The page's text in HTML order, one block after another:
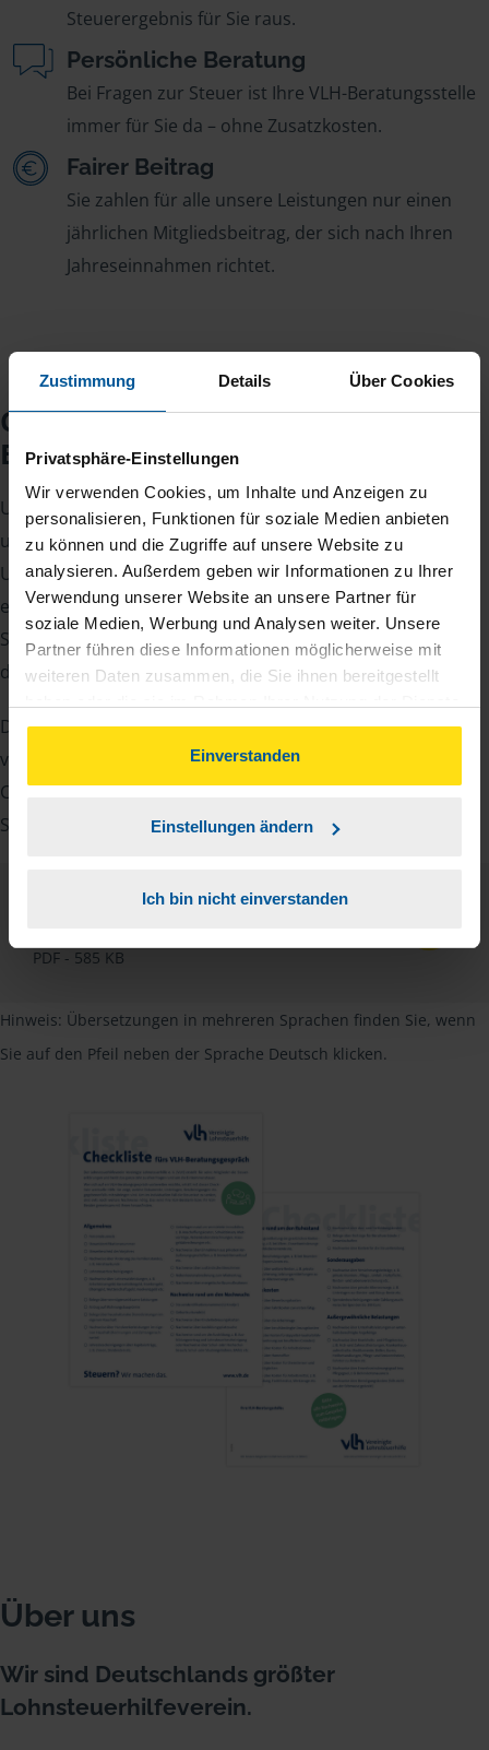
Zustimmung Details Über Cookies
Privatsphäre-Einstellungen
Wir verwenden Cookies, um Inhalte und Anzeigen zu
personalisieren, Funktionen für soziale Medien anbieten
zu können und die Zugriffe auf unsere Website zu
analysieren. Außerdem geben wir Informationen zu Ihrer
Verwendung unserer Website an unsere Partner für
soziale Medien, Werbung und Analysen weiter. Unsere
Partner führen diese Informationen möglicherweise mit
weiteren Daten zusammen, die Sie ihnen bereitgestellt
gesammelt haben. Indem Sie auf Einverstanden klicken,
können Sie der Verwendung von Cookies, gemäß
unserer
Einverstanden
Einstellungen ändern
Ich bin nicht einverstanden
Steuerergebnis für Sie raus.
Persönliche Beratung
Bei Fragen zur Steuer ist Ihre VLH-Beratungsstelle
immer für Sie da – ohne Zusatzkosten.
Fairer Beitrag
Sie zahlen für alle unsere Leistungen nur einen
jährlichen Mitgliedsbeitrag, der sich nach Ihren
Jahreseinnahmen richtet.
Checkliste für Ihr
Beratungsgespräch
Um Ihre Steuererklärung erstellen zu können, benötigen
unsere Beraterinnen und Berater eine Reihe von
Unterlagen von Ihnen. Dazu gehört beispielsweise die
elektronische Lohnsteuerbescheinigung, Ihre
Steueridentifikationsnummer, der Rentenbescheid oder
die Bescheinigung über das Kindergeld.
Damit Sie sich gut vorbereiten können und keinen der
vielen Nachweise vergessen, stellen wir Ihnen hier eine
Checkliste für Arbeitnehmer, Beamte, Auszubildende und
Studenten sowie Rentner zur Verfügung.
PDF - 585 KB
Hinweis: Übersetzungen in mehreren Sprachen finden Sie, wenn
Sie auf den Pfeil neben der Sprache Deutsch klicken.
Über uns
Wir sind Deutschlands größter
Lohnsteuerhilfeverein.